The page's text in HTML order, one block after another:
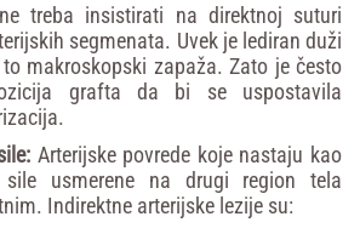
treba insistirati na direktnoj suturi
segmenata. Uvek je lediran duži
makroskopski zapaža. Zato je često
grafta da bi se uspostavila
Arterijske povrede koje nastaju kao
sile usmerene na drugi region tela
Indirektne arterijske lezije su: